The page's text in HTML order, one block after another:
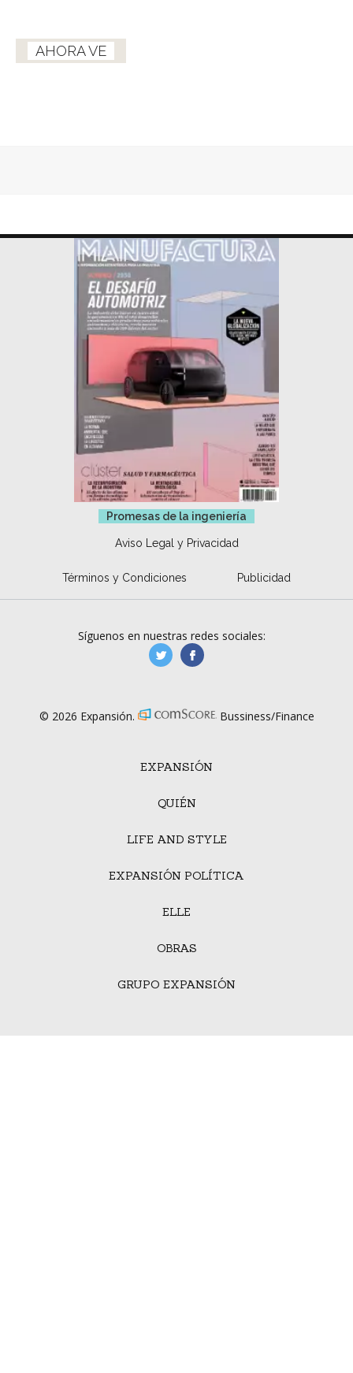
AHORA VE
Promesas de la ingeniería
Aviso Legal y Privacidad
Términos y Condiciones Publicidad
EXPANSIÓN
QUIÉN
LIFE AND STYLE
EXPANSIÓN POLÍTICA
ELLE
OBRAS
GRUPO EXPANSIÓN
Síguenos en nuestras redes sociales:
manufacturaGE
© 2026 Expansión. Bussiness/Finance